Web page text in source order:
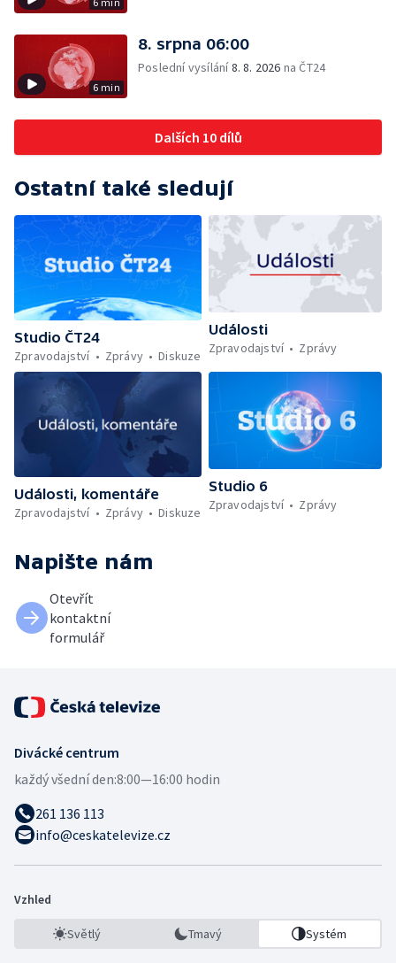
6 min
8. srpna 06:00
Poslední vysílání8. 8. 2026 na ČT24
Dalších 10 dílů
Ostatní také sledují
Studio ČT24
Zpravodajství
Zprávy Diskuze
Události
Zpravodajství
Zprávy
Události, komentáře
Zpravodajství
Zprávy Diskuze
Studio 6
Zpravodajství
Zprávy
Napište nám
Otevřít
kontaktní
formulář
Divácké centrum
každý všední den:8:00—16:00 hodin
261 136 113
info@ceskatelevize.cz
Vzhled
Světlý Tmavý Systém